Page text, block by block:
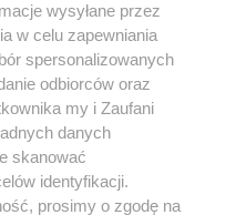
wysyłane przez
w celu zapewniania
spersonalizowanych
odbiorców oraz
my i Zaufani
danych
skanować
identyfikacji.
prosimy o zgodę na